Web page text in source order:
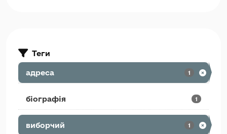
Теги
адреса 1
біографія 1
виборчий 1